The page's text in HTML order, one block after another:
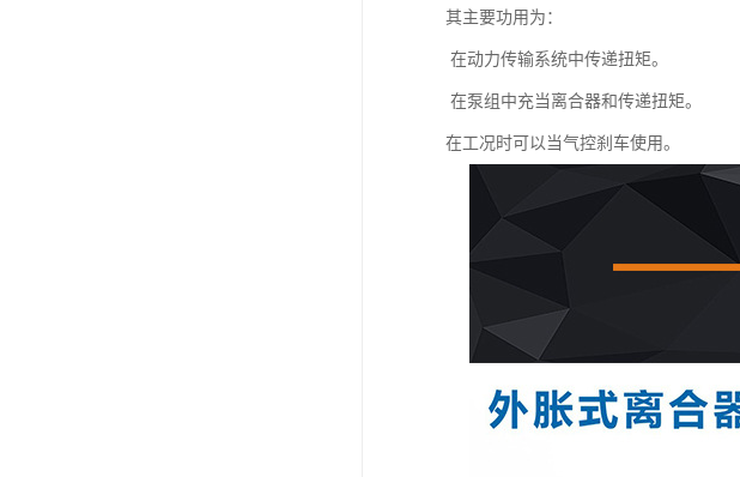
其主要功用为：
在动力传输系统中传递扭矩。
在泵组中充当离合器和传递扭矩。
在工况时可以当气控刹车使用。